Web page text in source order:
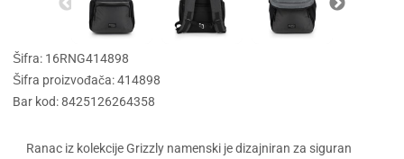
Šifra: 16RNG414898
Šifra proizvođača: 414898
Bar kod: 8425126264358
Ranac iz kolekcije Grizzly namenski je dizajniran za siguran